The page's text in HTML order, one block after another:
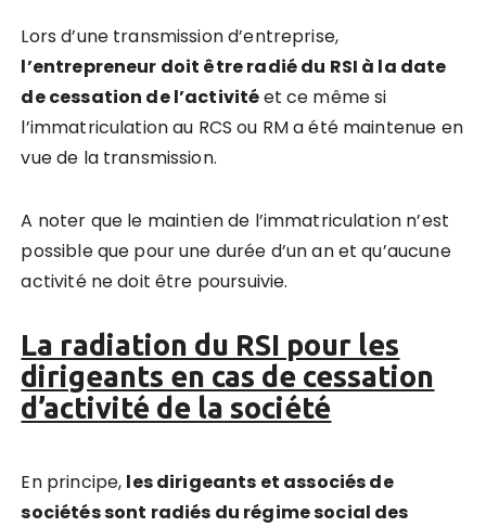
Lors d’une transmission d’entreprise,
l’entrepreneur doit être radié du RSI à la date
de cessation de l’activitéet ce même si
l’immatriculation au RCS ou RM a été maintenue en
vue de la transmission.
A noter que le maintien de l’immatriculation n’est
possible que pour une durée d’un an et qu’aucune
activité ne doit être poursuivie.
La radiation du RSI pour les
dirigeants en cas de cessation
d’activité de la société
En principe, les dirigeants et associés de
sociétés sont radiés du régime social des